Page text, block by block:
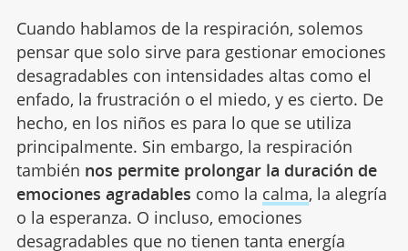
Cuando hablamos de la respiración, solemos
pensar que solo sirve para gestionar emociones
desagradables con intensidades altas como el
enfado, la frustración o el miedo, y es cierto. De
hecho, en los niños es para lo que se utiliza
principalmente. Sin embargo, la respiración
también nos permite prolongar la duración de
emociones agradables como la calma, la alegría
o la esperanza. O incluso, emociones
desagradables que no tienen tanta energía